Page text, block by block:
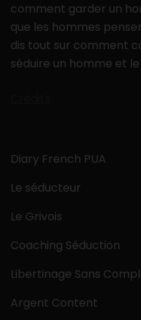
comment garder un
que les hommes
dis tout sur comment
séduire un homme et
Diary French PUA
Le séducteur
Le Grivois
Coaching Séduction
Libertinage Sans
Argent Content